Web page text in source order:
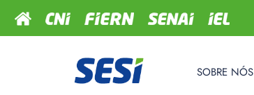
SOBRE NÓS